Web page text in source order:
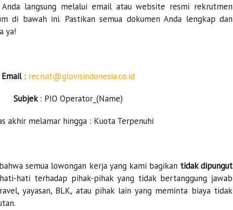
langsung melalui email atau website resmi rekrutmen
di bawah ini. Pastikan semua dokumen Anda lengkap dan
ya!
Email : recruit@glovisindonesia.co.id
Subjek: PIO Operator_(Name)
akhir melamar hingga : Kuota Terpenuhi
semua lowongan kerja yang kami bagikan tidak dipungut
hati terhadap pihak-pihak yang tidak bertanggung jawab
yayasan, BLK, atau pihak lain yang meminta biaya tidak